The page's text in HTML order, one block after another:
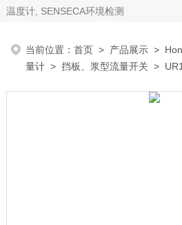
温度计, SENSECA环境检测
当前位置：首页 > 产品展示 >
量计 >挡板、浆型流量开关 >